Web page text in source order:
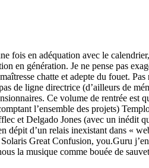
fois en adéquation avec le
en génération. Je ne pense pas
chatte et adepte du fouet.
de ligne directrice (d’ailleurs de
Ce volume de rentrée
l’ensemble des projets)
et Delgado Jones (avec un inédit
dépit d’un relais inexistant dans «
Great Confusion, you.Guru
la musique comme bouée de